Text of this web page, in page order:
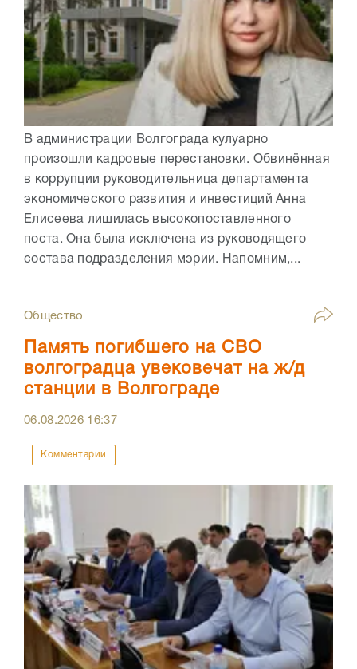
В администрации Волгограда кулуарно
произошли кадровые перестановки. Обвинённая
в коррупции руководительница департамента
экономического развития и инвестиций Анна
Елисеева лишилась высокопоставленного
поста. Она была исключена из руководящего
состава подразделения мэрии. Напомним,...
Общество
Память погибшего на СВО
волгоградца увековечат на ж/д
станции в Волгограде
06.08.2026 16:37
Комментарии